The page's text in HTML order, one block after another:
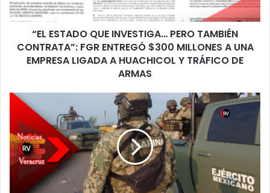
FGR
ENTREGÓ
MILLONES
LIGADA
HUACHICOL
Y
TRÁFICO
DE
ARMAS
“EL ESTADO QUE INVESTIGA… PERO TAMBIÉN
CONTRATA”: FGR ENTREGÓ $300 MILLONES A UNA
EMPRESA LIGADA A HUACHICOL Y TRÁFICO DE
ARMAS
POZA
2025:
EL
AÑO
EN